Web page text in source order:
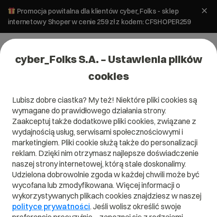
Promocja powitalna dla klientów cyber_Folks - sklep
internetowy Shoper w cenie 259 zł z kodem: CFSHOPER259
Pomoc»Dane i płatności»Hasła»Jak zmienić hasło do
panelu klienta?
Jak zmienić hasło do panelu klienta?
Dane i płatności Panel klienta
Hasła
cyber_Folks S.A. – Ustawienia plików
cookies
Lubisz dobre ciastka? My też! Niektóre pliki cookies są
wymagane do prawidłowego działania strony.
Zaakceptuj także dodatkowe pliki cookies, związane z
wydajnością usług, serwisami społecznościowymi i
marketingiem. Pliki cookie służą także do personalizacji
reklam. Dzięki nim otrzymasz najlepsze doświadczenie
naszej strony internetowej, którą stale doskonalimy.
Udzielona dobrowolnie zgoda w każdej chwili może być
wycofana lub zmodyfikowana. Więcej informacji o
wykorzystywanych plikach cookies znajdziesz w naszej
polityce prywatności. Jeśli wolisz określić swoje